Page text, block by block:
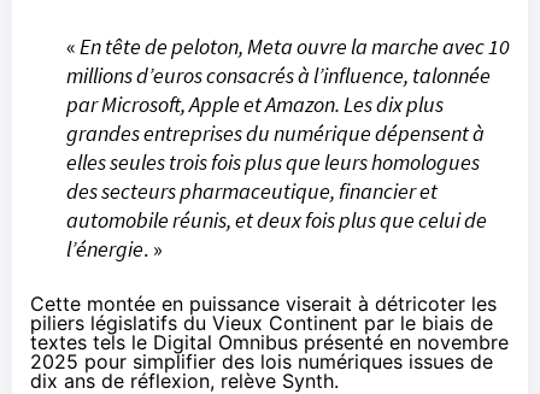
«En tête de peloton, Meta ouvre la marche avec 10
millions d’euros consacrés à l’influence, talonnée
par Microsoft, Apple et Amazon. Les dix plus
grandes entreprises du numérique dépensent à
elles seules trois fois plus que leurs homologues
des secteurs pharmaceutique, financier et
automobile réunis, et deux fois plus que celui de
l’énergie. »
Cette montée en puissance viserait à détricoter les
piliers législatifs du Vieux Continent par le biais de
textes tels le Digital Omnibus présenté en novembre
2025 pour simplifier des lois numériques issues de
dix ans de réflexion, relève Synth.